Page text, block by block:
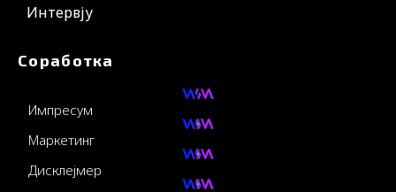
Интервју
Соработка
Импресум
Маркетинг
Дисклејмер